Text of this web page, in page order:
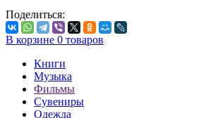
Поделиться:
В корзине 0 товаров
Книги
Музыка
Фильмы
Сувениры
Одежда